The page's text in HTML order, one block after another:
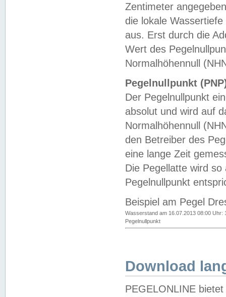
Zentimeter
die lokale
aus. Erst durch die
Wert des
Normalhöhennull
Pegelnullpunkt
Der Pegelnullpunkt
absolut und wird auf
Normalhöhennull
den Betreiber des
eine lange Zeit
Die Pegellatte wird
Pegelnullpunkt
Beispiel am Pegel
Wasserstand am 16.07.2013 08:00 Uhr:
Pegelnullpunkt
Download
PEGELONLINE